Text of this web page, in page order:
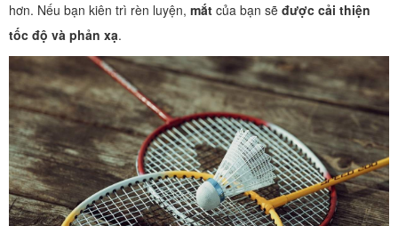
hơn. Nếu bạn kiên trì rèn luyện, mắt của bạn sẽ được cải thiện
tốc độ và phản xạ.